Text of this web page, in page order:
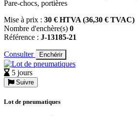
Pare-chocs, portières
Mise à prix : 30 € HTVA (36,30 € TVAC)
Nombre d'enchère(s) 0
Référence : J-13185-21
Consulter Enchérir
5 jours
Suivre
Lot de pneumatiques